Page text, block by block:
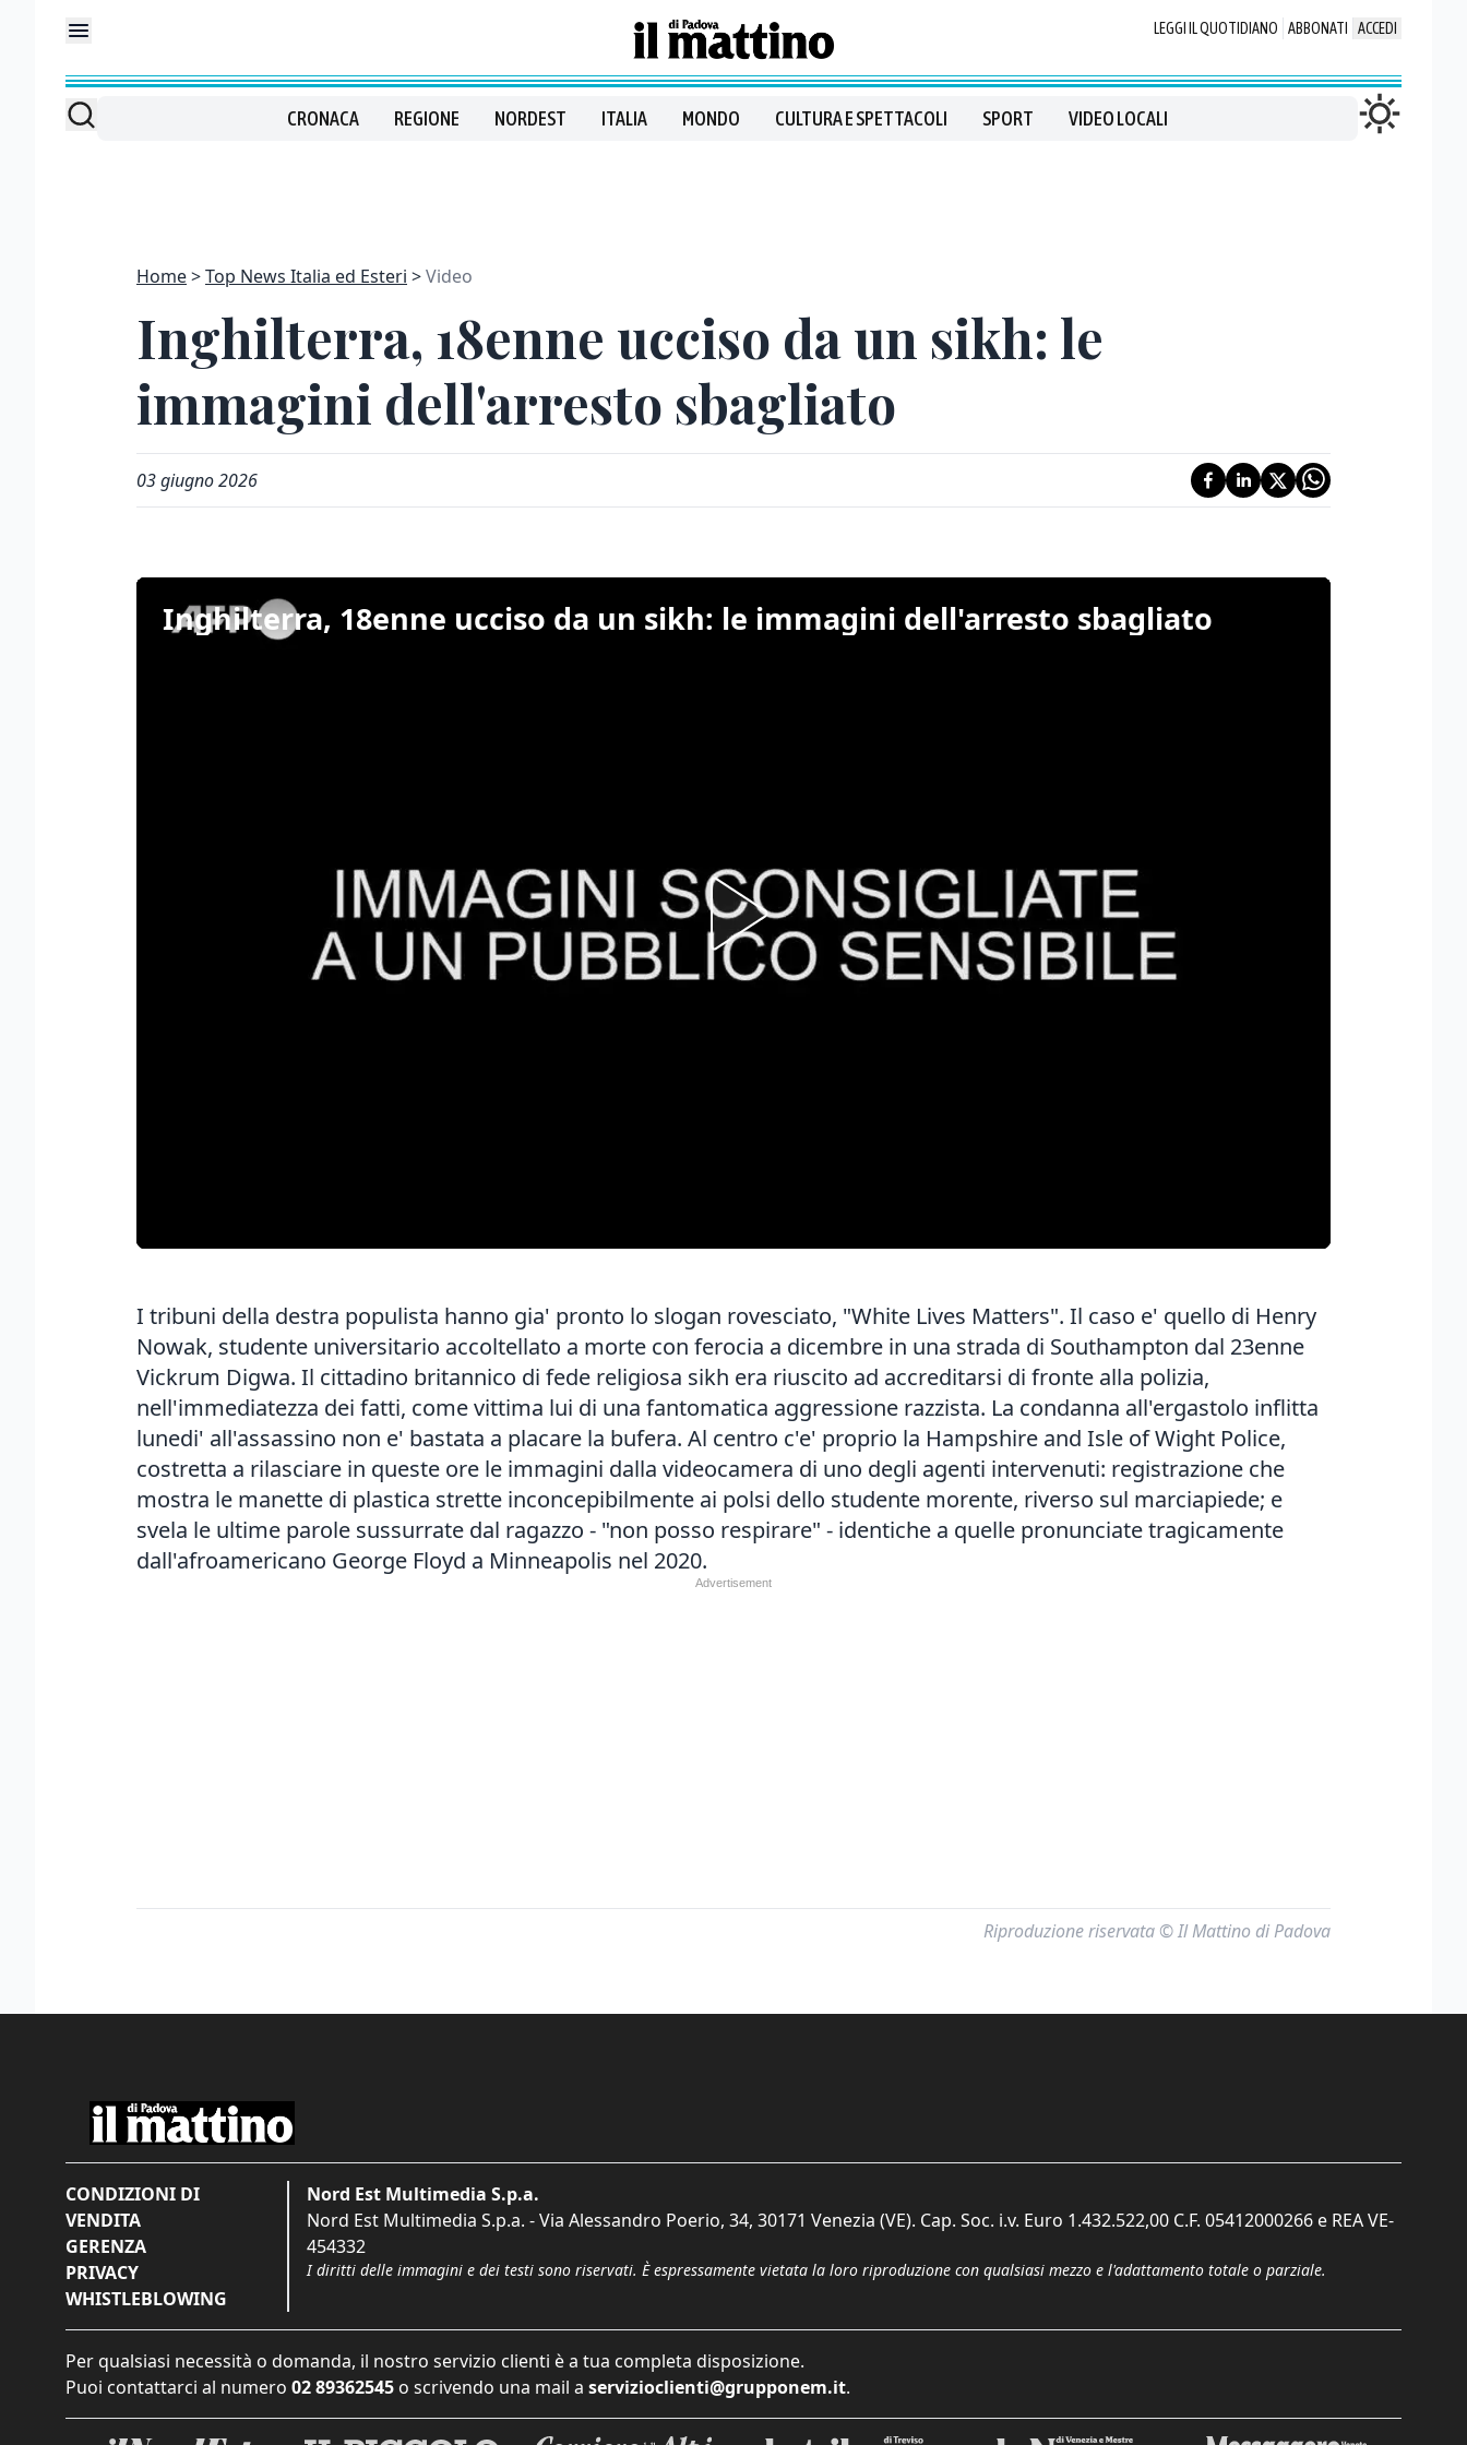
LEGGI IL QUOTIDIANO ABBONATI ACCEDI
CRONACA REGIONE NORDEST ITALIA MONDO CULTURA E SPETTACOLI SPORT VIDEO LOCALI
Home Top News Italia ed Esteri Video
Inghilterra, 18enne ucciso da un sikh: le
immagini dell'arresto sbagliato
03 giugno 2026
Inghilterra, 18enne ucciso da un sikh: le immagini dell'arresto sbagliato
I tribuni della destra populista hanno gia' pronto lo slogan rovesciato, "White Lives Matters". Il caso e' quello di Henry
Nowak, studente universitario accoltellato a morte con ferocia a dicembre in una strada di Southampton dal 23enne
Vickrum Digwa. Il cittadino britannico di fede religiosa sikh era riuscito ad accreditarsi di fronte alla polizia,
nell'immediatezza dei fatti, come vittima lui di una fantomatica aggressione razzista. La condanna all'ergastolo inflitta
lunedi' all'assassino non e' bastata a placare la bufera. Al centro c'e' proprio la Hampshire and Isle of Wight Police,
costretta a rilasciare in queste ore le immagini dalla videocamera di uno degli agenti intervenuti: registrazione che
mostra le manette di plastica strette inconcepibilmente ai polsi dello studente morente, riverso sul marciapiede; e
svela le ultime parole sussurrate dal ragazzo - "non posso respirare" - identiche a quelle pronunciate tragicamente
dall'afroamericano George Floyd a Minneapolis nel 2020.
Riproduzione riservata © Il Mattino di Padova
CONDIZIONI DI
VENDITA
GERENZA
PRIVACY
WHISTLEBLOWING
Nord Est Multimedia S.p.a.
Nord Est Multimedia S.p.a. - Via Alessandro Poerio, 34, 30171 Venezia (VE). Cap. Soc. i.v. Euro 1.432.522,00 C.F. 05412000266 e REA VE-
454332
I diritti delle immagini e dei testi sono riservati. È espressamente vietata la loro riproduzione con qualsiasi mezzo e l'adattamento totale o parziale.
Per qualsiasi necessità o domanda, il nostro servizio clienti è a tua completa disposizione.
Puoi contattarci al numero 02 89362545 o scrivendo una mail a servizioclienti@grupponem.it.